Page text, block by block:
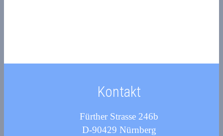
Kontakt
Fürther Strasse 246b
D-90429 Nürnberg